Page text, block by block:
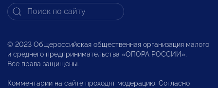
© 2023 Общероссийская общественная организация малого
и среднего предпринимательства «ОПОРА РОССИИ».
Все права защищены.
Комментарии на сайте проходят модерацию. Согласно